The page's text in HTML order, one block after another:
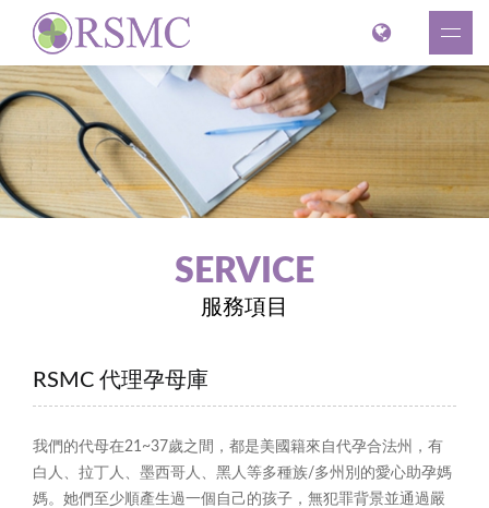
SERVICE
服務項目
RSMC 代理孕母庫
我們的代母在21~37歲之間，都是美國籍來自代孕合法州，有
白人、拉丁人、墨西哥人、黑人等多種族/多州別的愛心助孕媽
媽。她們至少順產生過一個自己的孩子，無犯罪背景並通過嚴